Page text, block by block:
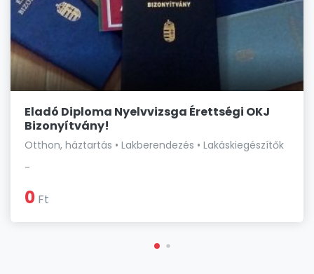
Eladó Diploma Nyelvvizsga Érettségi OKJ
Bizonyítvány!
Otthon, háztartás • Lakberendezés • Lakáskiegészítők
-
0 Ft